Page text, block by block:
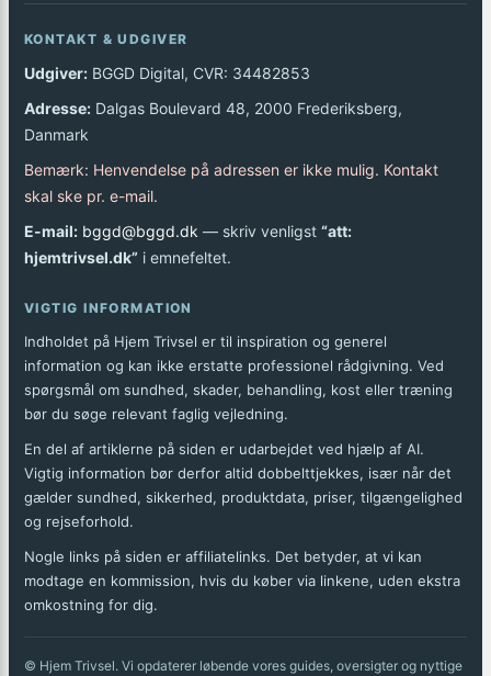
KONTAKT & UDGIVER
Udgiver: BGGD Digital, CVR: 34482853
Adresse: Dalgas Boulevard 48, 2000 Frederiksberg,
Danmark
Bemærk: Henvendelse på adressen er ikke mulig. Kontakt
skal ske pr. e-mail.
E-mail: bggd@bggd.dk — skriv venligst “att:
hjemtrivsel.dk” i emnefeltet.
VIGTIG INFORMATION
Indholdet på Hjem Trivsel er til inspiration og generel
information og kan ikke erstatte professionel rådgivning. Ved
spørgsmål om sundhed, skader, behandling, kost eller træning
bør du søge relevant faglig vejledning.
En del af artiklerne på siden er udarbejdet ved hjælp af AI.
Vigtig information bør derfor altid dobbelttjekkes, især når det
gælder sundhed, sikkerhed, produktdata, priser, tilgængelighed
og rejseforhold.
Nogle links på siden er affiliatelinks. Det betyder, at vi kan
modtage en kommission, hvis du køber via linkene, uden ekstra
omkostning for dig.
© Hjem Trivsel. Vi opdaterer løbende vores guides, oversigter og nyttige